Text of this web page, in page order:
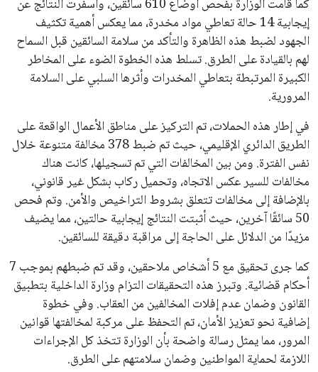
كما قامت الوزارة بفحص أوضاع 610 سائقين، وأسفرت النتائج عن
إيجابية 14 حالة تعاطي مواد مخدرة، مما يعكس أهمية تكثيف
الجهود لضبط هذه الظاهرة والتأكد من سلامة السائقين قبل السماح
لهم بالقيادة على الطرق. تسلط هذه الخطوة الضوء على المخاطر
الكبيرة المرتبطة بتعاطي المخدرات وأثرها السلبي على السلامة
المرورية.
في إطار هذه الحملات، تم التركيز على مناطق الأعمال الواقعة على
الطريق الدائري الإقليمي، حيث تم ضبط 378 مخالفة متنوعة خلال
نفس الفترة. ومن بين المخالفات التي تم تسجيلها، كانت هناك
مخالفات للسير عكس الاتجاه، وتحميل ركاب بشكل غير قانوني،
بالإضافة إلى مخالفات تتعلق بشروط التراخيص والأمن. وتم فحص
50 سائقًا آخرين، حيث أثبتت النتائج إيجابية حالتين، مما يضيف
مزيدًا من الدلائل على الحاجة إلى مراقبة دقيقة للسائقين.
كما جرى تحقيق مع 5 أشخاص ملاحقين، وقد تم ضبطهم بموجب 7
أحكام قضائية. وتبرز هذه التحقيقات التزام وزارة الداخلية بتطبيق
القانون وضمان عدم إفلات المخالفين من العقاب. وفي خطوة
إضافية نحو تعزيز الأمان، تم التحفظ على مركبة لمخالفتها قوانين
المرور، مما يمثل رسالة واضحة بأن الوزارة تتخذ كل الإجراءات
اللازمة لحماية المواطنين وضمان سلامتهم على الطرق.